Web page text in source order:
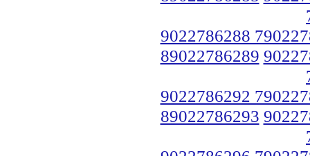
9022786288
89022786289
9022786292
89022786293